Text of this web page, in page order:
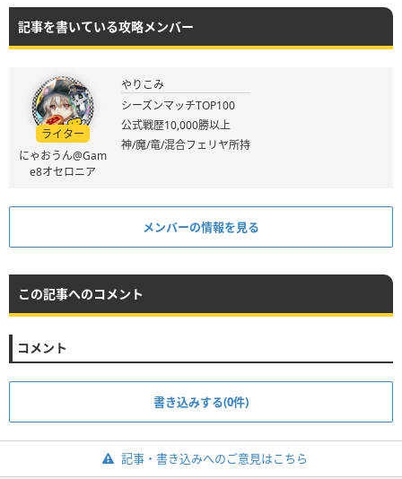
記事を書いている攻略メンバー
ライター
にゃおうん@Gam
e8オセロニア
やりこみ
シーズンマッチTOP100
公式戦歴10,000勝以上
神/魔/竜/混合フェリヤ所持
メンバーの情報を見る
この記事へのコメント
コメント
書き込みする(0件)
記事・書き込みへのご意見はこちら